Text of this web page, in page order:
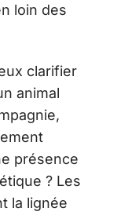
loin des
clarifier
animal
présence
? Les
la lignée